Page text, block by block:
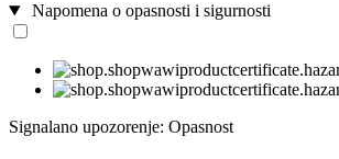
Napomena o opasnosti i sigurnosti
Signalano upozorenje: Opasnost